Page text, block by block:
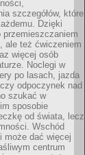
szczegółów, które
Dzięki
ale też ćwiczeniem
więcej osób
Noclegi w
po lasach, jazda
odpoczynek nad
szukać w
sposobie
od świata, lecz
Wschód
może dać więcej
centrum